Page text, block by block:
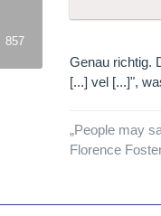
857
Genau richtig.
[...] vel [...]",
„People may
Florence